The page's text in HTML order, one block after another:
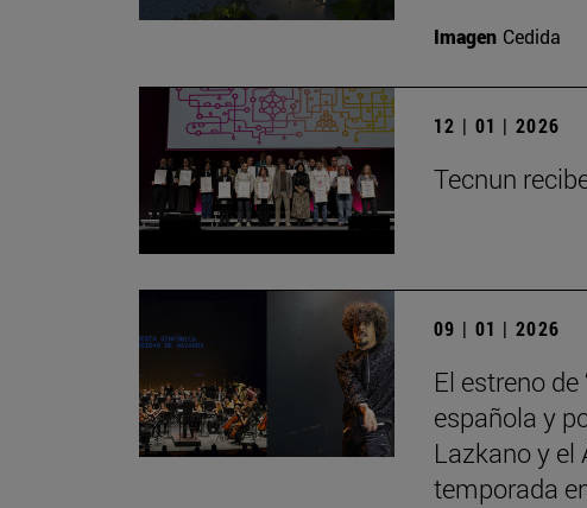
Imagen Cedida
12 | 01 | 2026
Tecnun
09 | 01 | 2026
El estreno
española y
Lazkano y el
temporada